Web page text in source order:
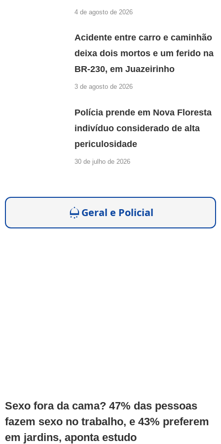
4 de agosto de 2026
Acidente entre carro e caminhão
deixa dois mortos e um ferido na
BR-230, em Juazeirinho
3 de agosto de 2026
Polícia prende em Nova Floresta
indivíduo considerado de alta
periculosidade
30 de julho de 2026
Geral e Policial
Sexo fora da cama? 47% das pessoas
fazem sexo no trabalho, e 43% preferem
em jardins, aponta estudo